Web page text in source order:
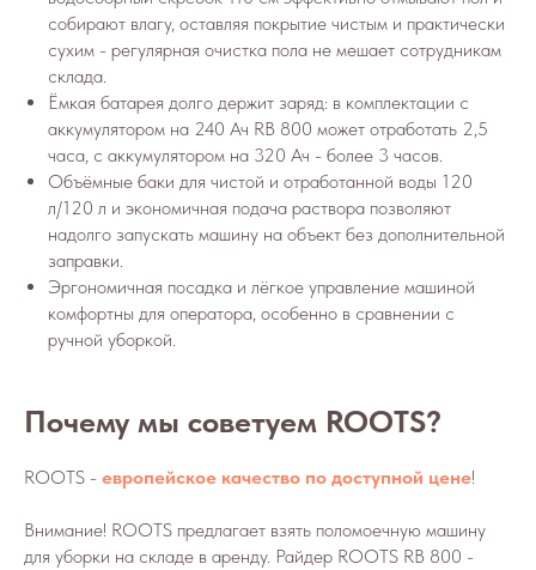
собирают влагу, оставляя покрытие чистым и практически
сухим - регулярная очистка пола не мешает сотрудникам
склада.
Ёмкая батарея долго держит заряд: в комплектации с
аккумулятором на 240 Ач RB 800 может отработать 2,5
часа, с аккумулятором на 320 Ач - более 3 часов.
Объёмные баки для чистой и отработанной воды 120
л/120 л и экономичная подача раствора позволяют
надолго запускать машину на объект без дополнительной
заправки.
Эргономичная посадка и лёгкое управление машиной
комфортны для оператора, особенно в сравнении с
ручной уборкой.
Почему мы советуем ROOTS?
ROOTS - европейское качество по доступной цене!
Внимание! ROOTS предлагает взять поломоечную машину
для уборки на складе в аренду. Райдер ROOTS RB 800 -